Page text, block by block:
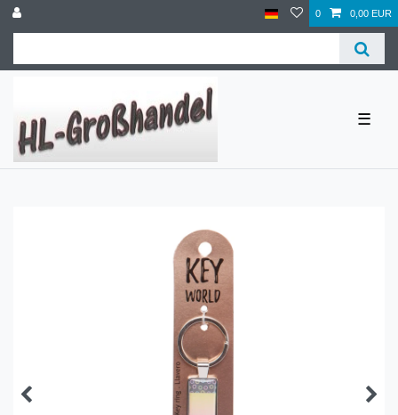
0 0,00 EUR
☰